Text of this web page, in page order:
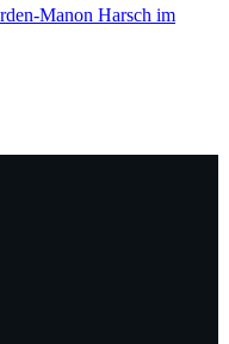
Manon Harsch im